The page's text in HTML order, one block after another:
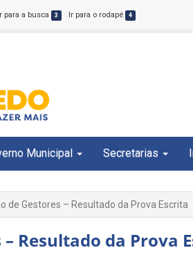
para a busca 3 Ir para o rodapé 4
Municipal Secretarias
de Gestores – Resultado da Prova Escrita
– Resultado da Prova